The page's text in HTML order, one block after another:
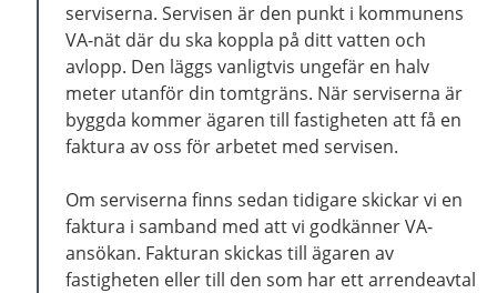
serviserna. Servisen är den punkt i kommunens
VA-nät där du ska koppla på ditt vatten och
avlopp. Den läggs vanligtvis ungefär en halv
meter utanför din tomtgräns. När serviserna är
byggda kommer ägaren till fastigheten att få en
faktura av oss för arbetet med servisen.
Om serviserna finns sedan tidigare skickar vi en
faktura i samband med att vi godkänner VA-
ansökan. Fakturan skickas till ägaren av
fastigheten eller till den som har ett arrendeavtal